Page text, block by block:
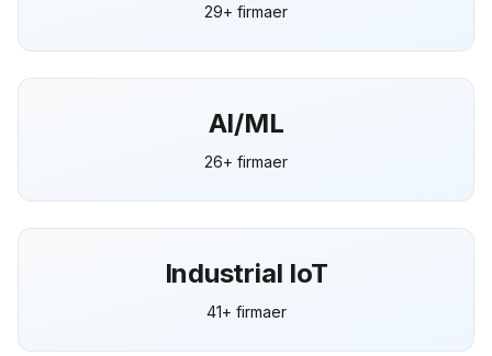
29+ firmaer
AI/ML
26+ firmaer
Industrial IoT
41+ firmaer